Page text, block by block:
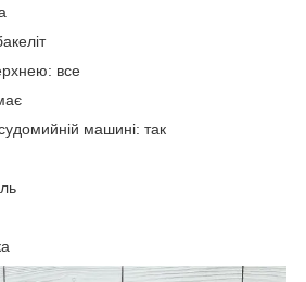
все
машині: так